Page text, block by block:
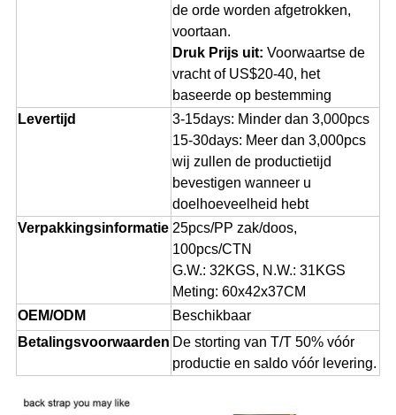
de orde worden afgetrokken,
voortaan.
Druk Prijs uit: Voorwaartse de
vracht of US$20-40, het
baseerde op bestemming
Levertijd
3-15days: Minder dan 3,000pcs
15-30days: Meer dan 3,000pcs
wij zullen de productietijd
bevestigen wanneer u
doelhoeveelheid hebt
Verpakkingsinformatie 25pcs/PP zak/doos,
100pcs/CTN
G.W.: 32KGS, N.W.: 31KGS
Meting: 60x42x37CM
OEM/ODM
Beschikbaar
Betalingsvoorwaarden De storting van T/T 50% vóór
productie en saldo vóór levering.